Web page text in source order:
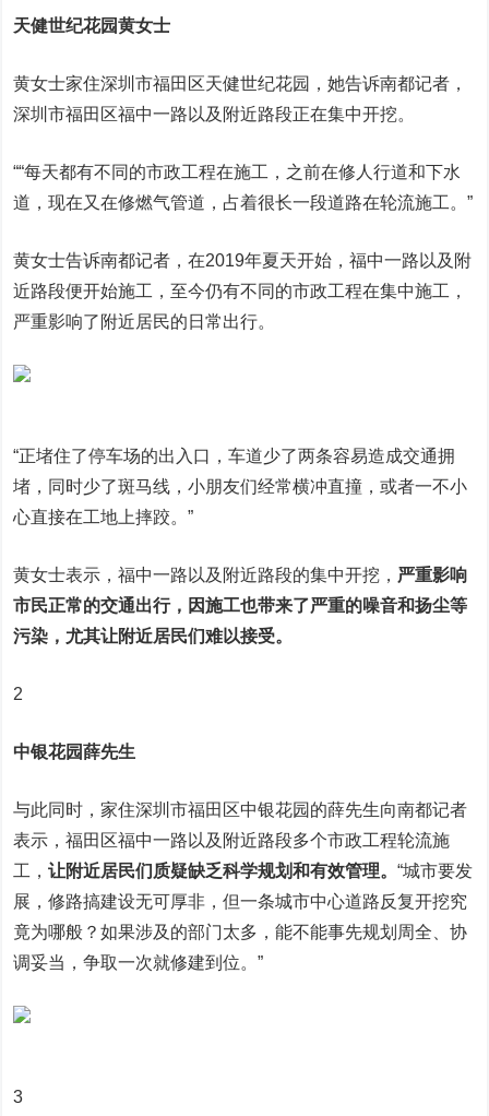
天健世纪花园黄女士
黄女士家住深圳市福田区天健世纪花园，她告诉南都记者，
深圳市福田区福中一路以及附近路段正在集中开挖。
““每天都有不同的市政工程在施工，之前在修人行道和下水
道，现在又在修燃气管道，占着很长一段道路在轮流施工。”
黄女士告诉南都记者，在2019年夏天开始，福中一路以及附
近路段便开始施工，至今仍有不同的市政工程在集中施工，
严重影响了附近居民的日常出行。
“正堵住了停车场的出入口，车道少了两条容易造成交通拥
堵，同时少了斑马线，小朋友们经常横冲直撞，或者一不小
心直接在工地上摔跤。”
黄女士表示，福中一路以及附近路段的集中开挖， 严重影响
市民正常的交通出行，因施工也带来了严重的噪音和扬尘等
污染，尤其让附近居民们难以接受。
2
中银花园薛先生
与此同时，家住深圳市福田区中银花园的薛先生向南都记者
表示，福田区福中一路以及附近路段多个市政工程轮流施
工，让附近居民们质疑缺乏科学规划和有效管理。“城市要发
展，修路搞建设无可厚非，但一条城市中心道路反复开挖究
竟为哪般？如果涉及的部门太多，能不能事先规划周全、协
调妥当，争取一次就修建到位。”
3